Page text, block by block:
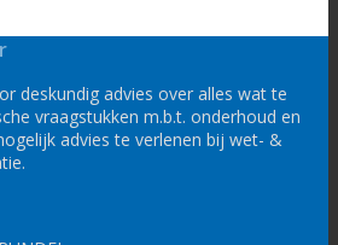
deskundig advies over alles wat te
vraagstukken m.b.t. onderhoud en
advies te verlenen bij wet- &